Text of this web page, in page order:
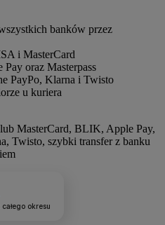
banków przez
i MasterCard
oraz Masterpass
PayPo, Klarna i Twisto
u kuriera
całego okresu